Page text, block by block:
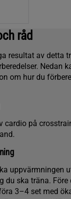
råd
resultat av detta
Nedan
om hur du
på
uppvärmningen
du ska träna. Före
3–4 set med